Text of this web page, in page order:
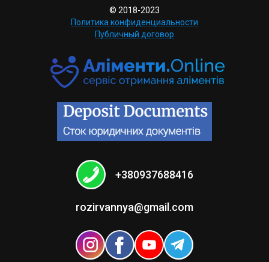
© 2018-2023
Политика конфиденциальности
Публичный договор
+380937688416
rozirvannya@gmail.com